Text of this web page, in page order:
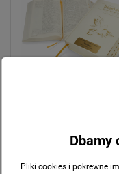
Pismo Święte. ST i NT
paginatory) z Twoim
215,00 zł
Dbamy
Pliki cookies i pokrewne